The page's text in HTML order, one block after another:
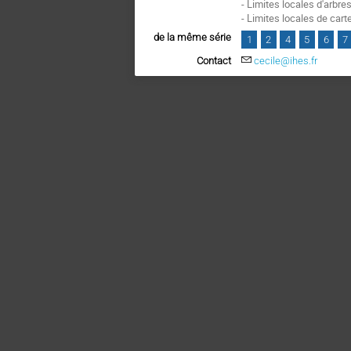
- Limites locales
- Limites locales de
de la même série 1 2 4 5 6
7
Contact
cecile@ihes.fr